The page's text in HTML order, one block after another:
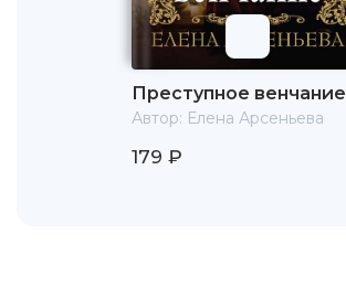
Преступное венчание
Автор: Елена Арсеньева
179 ₽